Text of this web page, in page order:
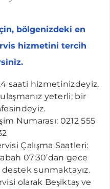
bölgenizdeki en
hizmetini tercih
saati hizmetinizdeyiz.
yeterli; bir
Numarası: 0212 555
Çalışma Saatleri:
07:30’dan gece
sunmaktayız.
olarak Beşiktaş ve
SERVISI
SERVISI
SERVISI
SERVISI
SERVISI
SERVISI
SERVISI
SERVISI
SERVISI